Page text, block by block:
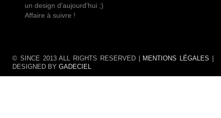
un design d'aujourd'hui ;)
Affaire à suivre !
© SINCE 2013 ALL RIGHTS RESERVED | MENTIONS LÉGALES
DESIGNED BY GADECIEL